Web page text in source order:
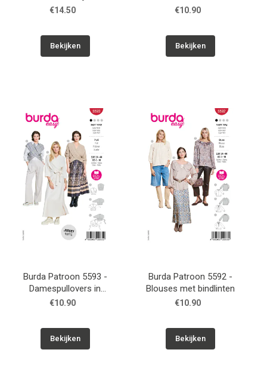
€14.50
Bekijken
€10.90
Bekijken
Burda Patroon 5593 -
Damespullovers in
wikkeloptiek
€10.90
Bekijken
Burda Patroon 5592 -
Blouses met bindlinten
€10.90
Bekijken